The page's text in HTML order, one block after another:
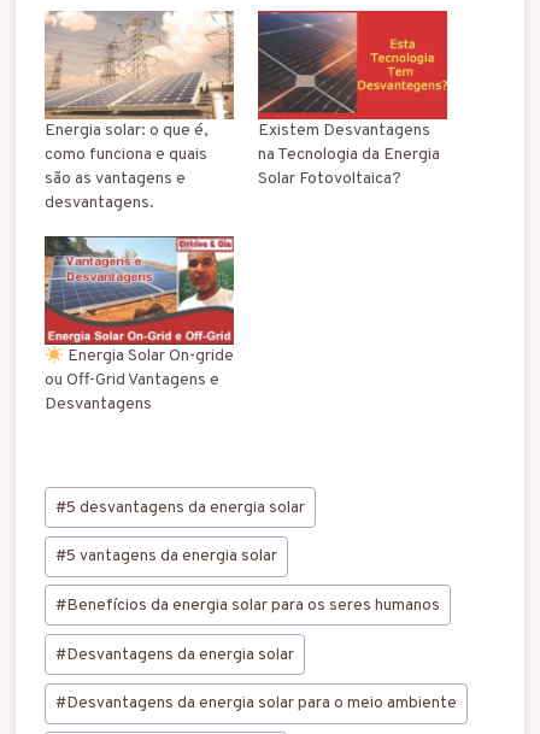
Energia solar: o que é,
como funciona e quais
são as vantagens e
desvantagens.
Existem Desvantagens
na Tecnologia da Energia
Solar Fotovoltaica?
Energia Solar On-gride
ou Off-Grid Vantagens e
Desvantagens
Tags
do
Post:
#5 desvantagens da energia solar
#5 vantagens da energia solar
#Benefícios da energia solar para os seres humanos
#Desvantagens da energia solar
#Desvantagens da energia solar para o meio ambiente